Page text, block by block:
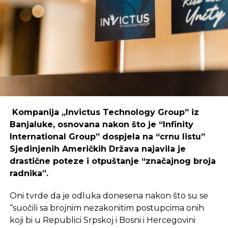
coworking prostori mogu uspješno djelovati i u
regijama koje nisu urbani centri, ali zahtijeva
podršku i ulaganja koja će omogućiti dugoročnu
održivost ovakvih inicijativa.
Ulaganje u coworking prostor u Čapljini moglo bi
postati ključan korak prema stvaranju napredne
poslovne klime, privlačenju novih profesionalaca te
nove projekte i lokalnu ekonomiju.
Kompanija „Invictus Technology Group” iz
Banjaluke, osnovana nakon što je “Infinity
International Group” dospjela na “crnu listu”
Sjedinjenih Američkih Država najavila je
drastične poteze i otpuštanje “značajnog broja
radnika”.
Oni tvrde da je odluka donesena nakon što su se
“suočili sa brojnim nezakonitim postupcima onih
koji bi u Republici Srpskoj i Bosni i Hercegovini